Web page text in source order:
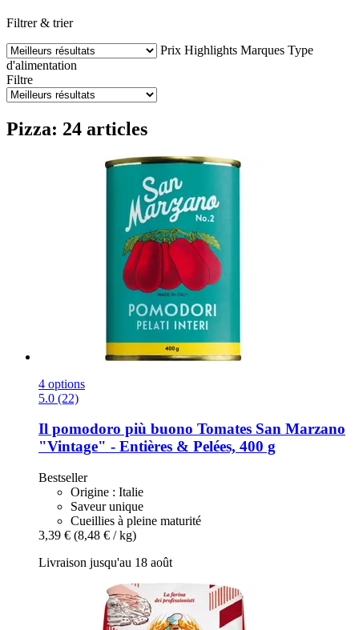
Filtrer & trier
Prix Highlights Marques Type
d'alimentation
Filtre
Pizza: 24 articles
4 options
5.0 (22)
Il pomodoro più buono Tomates San Marzano
"Vintage" -​ Entières & Pelées, 400 g
Bestseller
Origine : Italie
Saveur unique
Cueillies à pleine maturité
3,39 € (8,48 € / kg)
Livraison jusqu'au 18 août